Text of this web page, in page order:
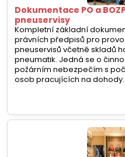
Dokumentace PO a
pneuservisy
Kompletní základní
právních předpisů pro
pneuservisů včetně skladů
pneumatik. Jedná se o
požárním nebezpečím s
osob pracujících na dohody.